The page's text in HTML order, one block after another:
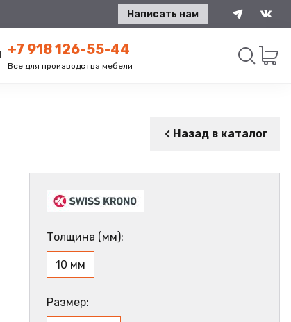
Написать нам
+7 918 126-55-44
Все для производства мебели
Назад в каталог
Толщина (мм):
10 мм
Размер: